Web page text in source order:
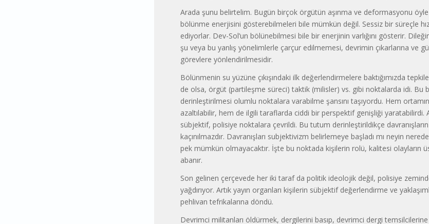
Arada şunu belirtelim. Bugün birçok örgütün aşınma ve deformasyonu
bölünme enerjisini gösterebilmeleri bile mümkün değil. Sessiz bir süreçle
ediyorlar. Dev-Sol’un bölünebilmesi bile bir enerjinin varlığını gösterir.
şu veya bu yanlış yönelimlerle çarçur edilmemesi, devrimin çıkarlarına ve
görevlere yönlendirilmesidir.
Bölünmenin su yüzüne çıkışındaki ilk değerlendirmelere baktığımızda
de olsa, örgüt (partileşme süreci) taktik (milisler) vs. gibi noktalarda idi. Bu
derinleştirilmesi olumlu noktalara varabilme şansını taşıyordu. Hem ortamın
azaltılabilir, hem de ilgili taraflarda ciddi bir perspektif genişliği yaratabilirdi.
sübjektif, polisiye noktalara çevrildi. Bu tutum derinleştirildikçe
kaçınılmazdır. Davranışları subjektivizm belirlemeye başladı mı neyin
pek mümkün olmayacaktır. İşte bu noktada kişilerin rolü, kalitesi olayların
abanır.
Son gelinen çerçevede her iki taraf da politik ideolojik değil, polisiye
yağdırıyor. Artık yayın organları kişilerin sübjektif değerlendirme ve
pehlivan tefrikalarına döndü.
Devrimci militanları öldürmek, dergilerini basıp, devrimci dergi